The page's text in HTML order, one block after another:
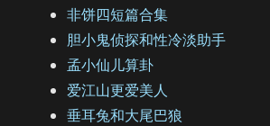
非饼四短篇合集
胆小鬼侦探和性冷淡助手
孟小仙儿算卦
爱江山更爱美人
垂耳兔和大尾巴狼